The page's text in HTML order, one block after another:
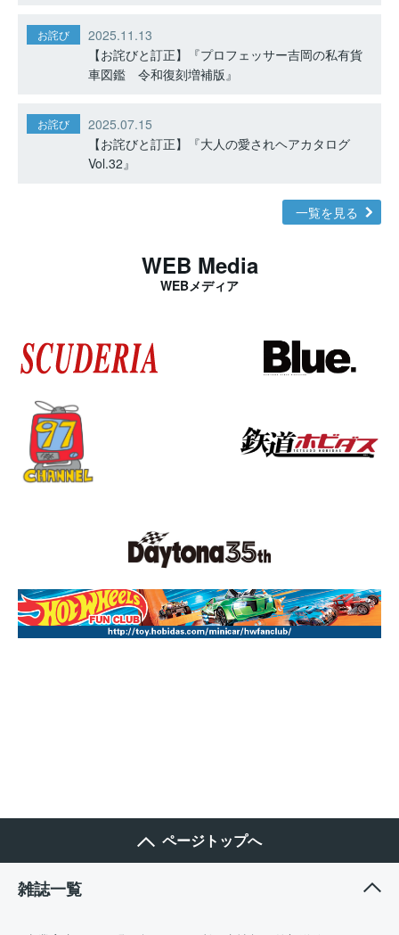
お詫び
2025.11.13
【お詫びと訂正】『プロフェッサー吉岡の私有貨
車図鑑 令和復刻増補版』
お詫び
2025.07.15
【お詫びと訂正】『大人の愛されヘアカタログ
Vol.32』
一覧を見る
WEB Media
WEBメディア
ページトップへ
雑誌一覧